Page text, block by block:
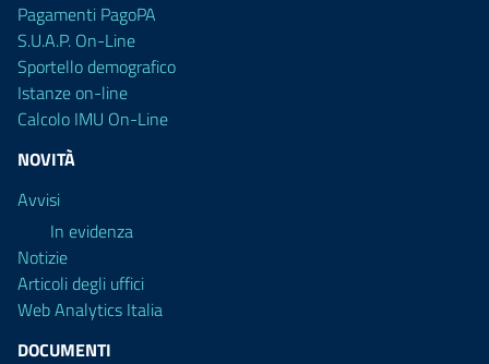
Pagamenti PagoPA
S.U.A.P. On-Line
Sportello demografico
Istanze on-line
Calcolo IMU On-Line
NOVITÀ
Avvisi
In evidenza
Notizie
Articoli degli uffici
Web Analytics Italia
DOCUMENTI